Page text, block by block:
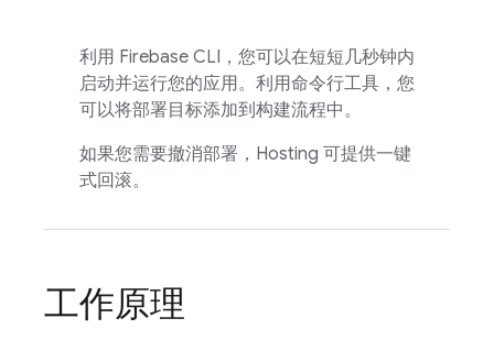
利用 Firebase CLI，您可以在短短几秒钟内
启动并运行您的应用。利用命令行工具，您
可以将部署目标添加到构建流程中。
如果您需要撤消部署， Hosting 可提供一键
式回滚。
工作原理